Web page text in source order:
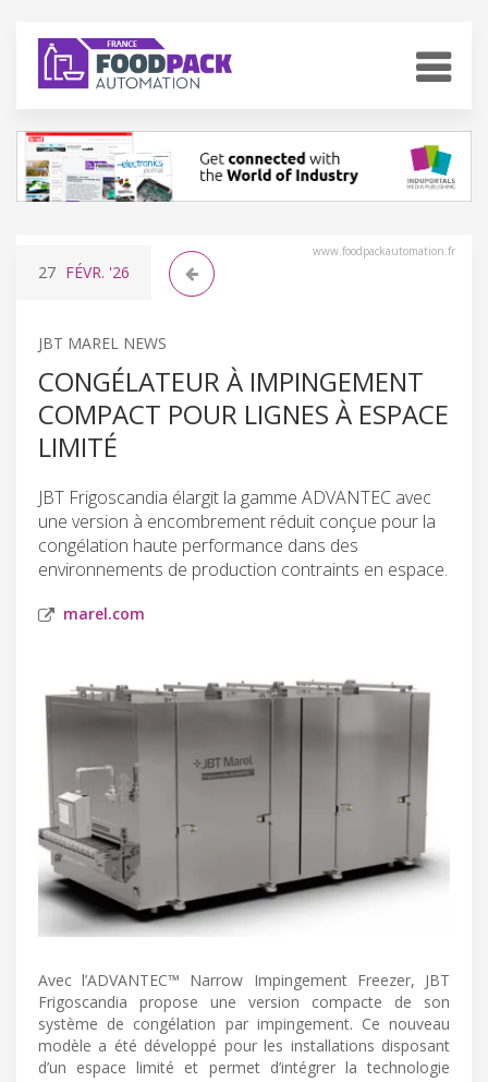
www.foodpackautomation.fr
27 FÉVR. '26
JBT MAREL NEWS
CONGÉLATEUR À IMPINGEMENT
COMPACT POUR LIGNES À ESPACE
LIMITÉ
JBT Frigoscandia élargit la gamme ADVANTEC avec
une version à encombrement réduit conçue pour la
congélation haute performance dans des
environnements de production contraints en espace.
marel.com
Avec l’ADVANTEC™ Narrow Impingement Freezer, JBT
Frigoscandia propose une version compacte de son
système de congélation par impingement. Ce nouveau
modèle a été développé pour les installations disposant
d’un espace limité et permet d’intégrer la technologie